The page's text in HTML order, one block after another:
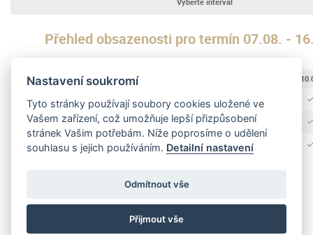
Přehled obsazenosti pro termín 07.08. -
07.08.
Dopoledne
Odpoledne
Celodenní
Nastavení soukromí
Tyto stránky používají soubory cookies uložené ve
Vašem zařízení, což umožňuje lepší přizpůsobení
stránek Vašim potřebám. Níže poprosíme o udělení
souhlasu s jejich používáním. Detailní nastavení
Odmítnout vše
Přijmout vše